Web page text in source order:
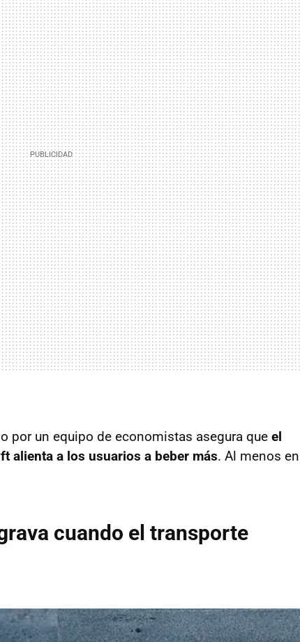
por un equipo de economistas asegura que el
alienta a los usuarios a beber más. Al menos en
cuando el transporte